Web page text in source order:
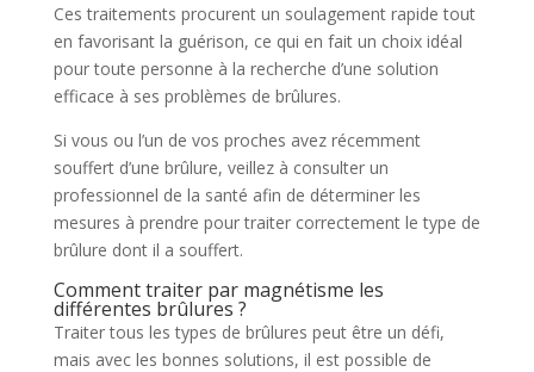
Ces traitements procurent un soulagement rapide tout
en favorisant la guérison, ce qui en fait un choix idéal
pour toute personne à la recherche d’une solution
efficace à ses problèmes de brûlures.
Si vous ou l’un de vos proches avez récemment
souffert d’une brûlure, veillez à consulter un
professionnel de la santé afin de déterminer les
mesures à prendre pour traiter correctement le type de
brûlure dont il a souffert.
Comment traiter par magnétisme les
différentes brûlures ?
Traiter tous les types de brûlures peut être un défi,
mais avec les bonnes solutions, il est possible de